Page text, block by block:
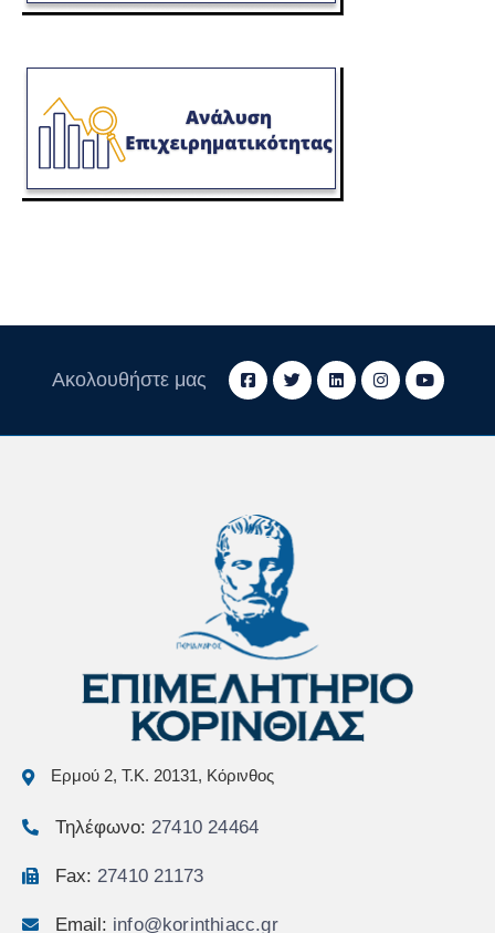
Ακολουθήστε μας
Ερμού 2, Τ.Κ. 20131, Κόρινθος
Τηλέφωνο: 27410 24464
Fax: 27410 21173
Email: info@korinthiacc.gr